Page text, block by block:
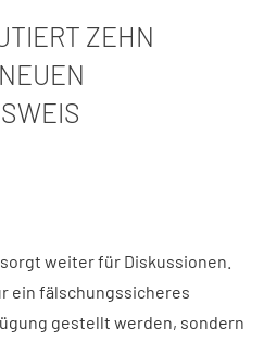
ZEHN
weiter für Diskussionen.
ein fälschungssicheres
gestellt werden, sondern